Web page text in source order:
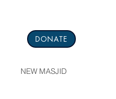
DONATE
NEW MASJID